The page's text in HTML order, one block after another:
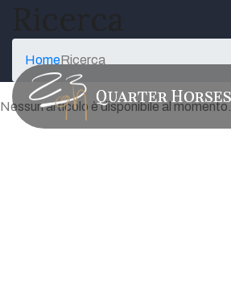
HomeRicerca
Nessun articolo è disponibile al momento.